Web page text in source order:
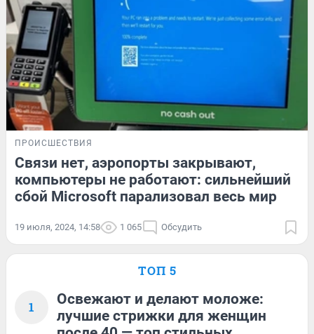
ПРОИСШЕСТВИЯ
Связи нет, аэропорты закрывают,
компьютеры не работают: сильнейший
сбой Microsoft парализовал весь мир
19 июля, 2024, 14:58 1 065 Обсудить
ТОП 5
1
Освежают и делают моложе:
лучшие стрижки для женщин